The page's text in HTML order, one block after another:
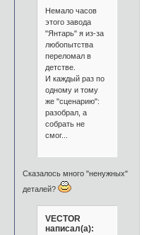
Немало часов
этого завода
"Янтарь" я из-за
любопытства
переломал в
детстве.
И каждый раз по
одному и тому
же "сценарию":
разобрал, а
собрать не
смог...
Сказалось много "ненужных"
деталей?
VECTOR
написал(а):